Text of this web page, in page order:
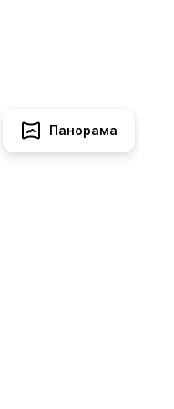
Панорама